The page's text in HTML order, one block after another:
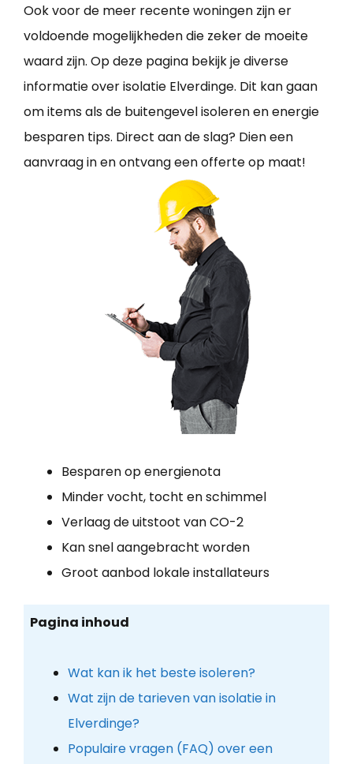
Ook voor de meer recente woningen zijn er
voldoende mogelijkheden die zeker de moeite
waard zijn. Op deze pagina bekijk je diverse
informatie over isolatie Elverdinge. Dit kan gaan
om items als de buitengevel isoleren en energie
besparen tips. Direct aan de slag? Dien een
aanvraag in en ontvang een offerte op maat!
Besparen op energienota
Minder vocht, tocht en schimmel
Verlaag de uitstoot van CO-2
Kan snel aangebracht worden
Groot aanbod lokale installateurs
Pagina inhoud
Wat kan ik het beste isoleren?
Wat zijn de tarieven van isolatie in
Elverdinge?
Populaire vragen (FAQ) over een